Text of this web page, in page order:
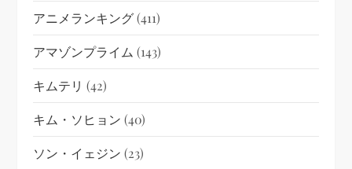
アニメランキング(411)
アマゾンプライム (143)
キムテリ (42)
キム・ソヒョン (40)
ソン・イェジン (23)